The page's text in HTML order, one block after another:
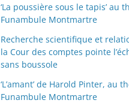
‘La poussière sous le tapis’ au
Funambule Montmartre
Recherche scientifique et
la Cour des comptes pointe
sans boussole
‘L’amant’ de Harold Pinter, au
Funambule Montmartre